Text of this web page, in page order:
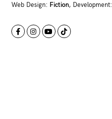
Web Design: Fiction, Development: